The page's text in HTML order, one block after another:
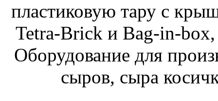
пластиковую тару с
Tetra-Brick и Bag-in-
Оборудование для
сыров, сыра